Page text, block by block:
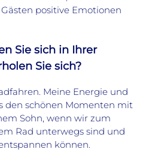
positive Emotionen
Sie sich in Ihrer
Sie sich?
Meine Energie und
den schönen Momenten mit
Sohn, wenn wir zum
Rad unterwegs sind und
können.